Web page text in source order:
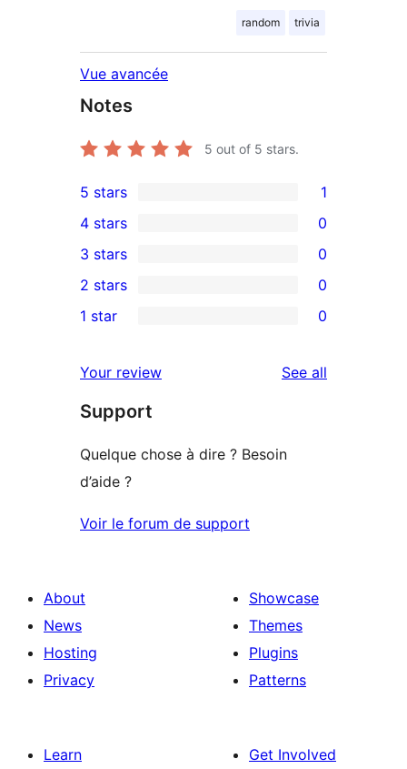
random trivia
Vue avancée
Notes
5 out of 5 stars.
1
5-
star
review
5 stars 1
4-
star
reviews
4 stars 0
0
3-
star
3 stars 0
2-
reviews
2 stars 0
star
reviews
1 star 0
Your review See all
Support
Quelque chose à dire ? Besoin
d’aide ?
Voir le forum de support
About
News
Hosting
Privacy
Showcase
Themes
Plugins
Patterns
Learn
Get Involved